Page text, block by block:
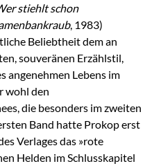
stiehlt schon
, 1983)
Beliebtheit dem an
souveränen Erzählstil,
angenehmen Lebens im
wohl den
die besonders im zweiten
Band hatte Prokop erst
Verlages das »rote
Helden im Schlusskapitel